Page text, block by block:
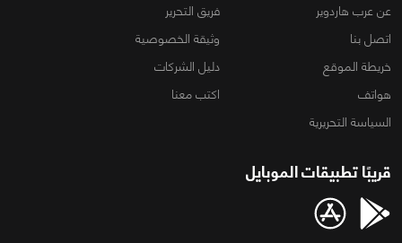
عن عرب هاردوير
فريق التحرير
اتصل بنا
وثيقة الخصوصية
خريطة الموقع
دليل الشركات
هواتف
اكتب معنا
السياسة التحريرية
قريبًا تطبيقات الموبايل